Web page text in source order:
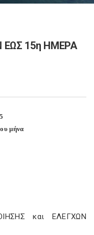
ΕΩΣ 15η ΗΜΕΡΑ
μήνα
και ΕΛΕΓΧΩΝ